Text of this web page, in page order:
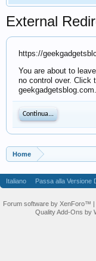
External
https://
You are about to
no control over. Click
geekgadgetsblog.com.
Continua...
Home
Italiano Passa alla Versione
Forum software by XenForo™
Quality Add-Ons by